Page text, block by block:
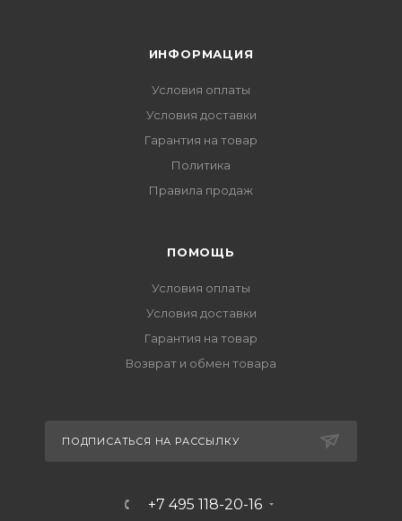
ИНФОРМАЦИЯ
Условия оплаты
Условия доставки
Гарантия на товар
Политика
Правила продаж
ПОМОЩЬ
Условия оплаты
Условия доставки
Гарантия на товар
Возврат и обмен товара
ПОДПИСАТЬСЯ НА РАССЫЛКУ
+7 495 118-20-16